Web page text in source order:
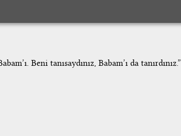
Beni tanısaydınız, Babam’ı da tanırdınız.”